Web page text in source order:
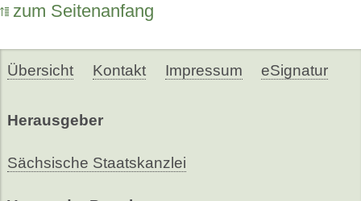
zum Seitenanfang
Übersicht Kontakt Impressum eSignatur
Herausgeber
Sächsische Staatskanzlei